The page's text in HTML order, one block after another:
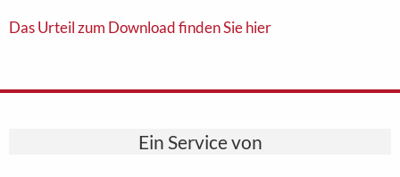
Das Urteil zum Download finden Sie hier
Ein Service von